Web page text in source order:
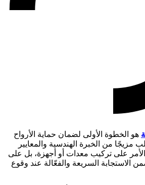
هو الخطوة الأولى لضمان حماية الأرواح
مزيجًا من الخبرة الهندسية والمعايير
الأمر على تركيب معدات أو أجهزة، بل على
الاستجابة السريعة والفعّالة عند وقوع